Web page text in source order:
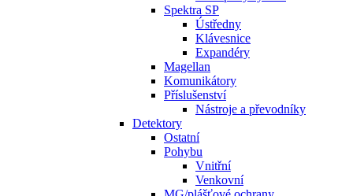
Spektra SP
Ústředny
Klávesnice
Expandéry
Magellan
Komunikátory
Příslušenství
Nástroje a převodníky
Detektory
Ostatní
Pohybu
Vnitřní
Venkovní